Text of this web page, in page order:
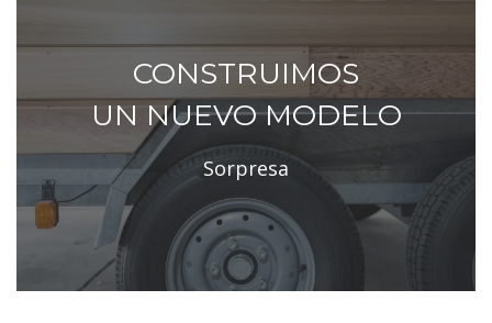
CONSTRUIMOS
UN NUEVO MODELO
Sorpresa